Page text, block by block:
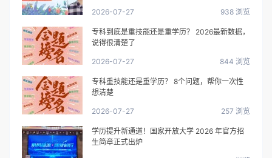
2026-07-27 938 浏览
专科到底是重技能还是重学历？ 2026最新数据，
说得很清楚了
2026-07-27 844 浏览
专科重技能还是重学历？ 8个问题，帮你一次性
想清楚
2026-07-27 257 浏览
学历提升新通道！国家开放大学 2026 年官方招
生简章正式出炉